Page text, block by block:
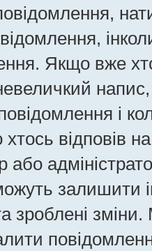
Якщо вже
напис,
і
відповів
залишити
зроблені